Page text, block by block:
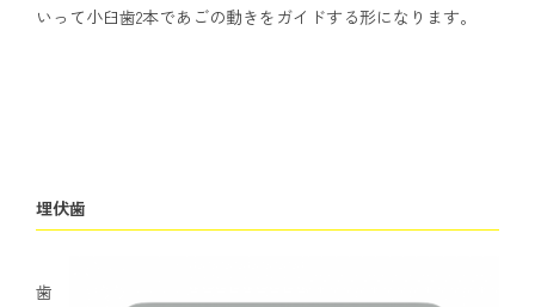
いって小臼歯2本であごの動きをガイドする形になります。
埋伏歯
歯